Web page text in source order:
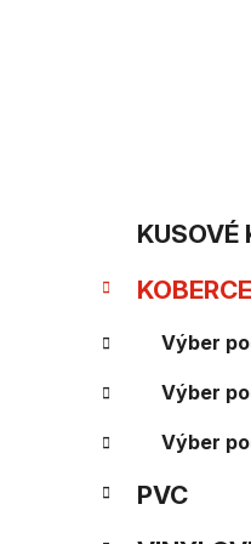
o
ý
p
a
kategórie
t
e
g
i
KUSOVÉ
Výber
Výber
Výber
PVC